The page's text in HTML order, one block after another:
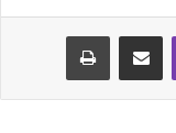
ڤايبر